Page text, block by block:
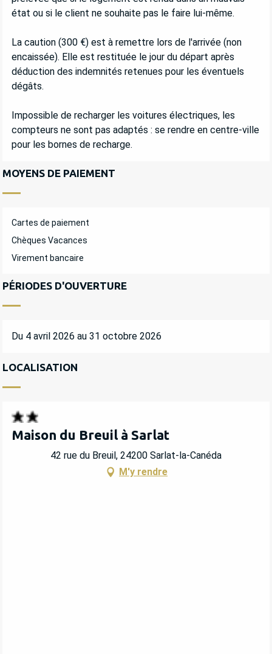
état ou si le client ne souhaite pas le faire lui-même.
La caution (300 €) est à remettre lors de l'arrivée (non
encaissée). Elle est restituée le jour du départ après
déduction des indemnités retenues pour les éventuels
dégâts.
Impossible de recharger les voitures électriques, les
compteurs ne sont pas adaptés : se rendre en centre-ville
pour les bornes de recharge.
MOYENS DE PAIEMENT
Cartes de paiement
Chèques Vacances
Virement bancaire
PÉRIODES D'OUVERTURE
Du 4 avril 2026 au 31 octobre 2026
LOCALISATION
Maison du Breuil à Sarlat
42 rue du Breuil, 24200 Sarlat-la-Canéda
M'y rendre